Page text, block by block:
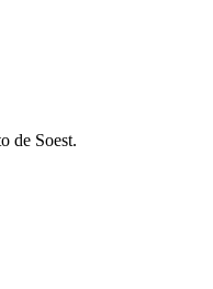
de Soest.